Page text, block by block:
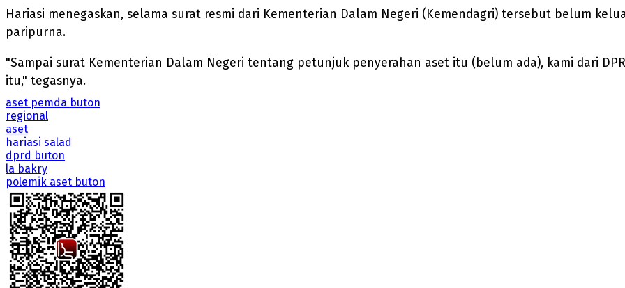
Hariasi menegaskan, selama surat resmi dari Kementerian Dalam Negeri (Kemendagri) tersebut belum
paripurna.
"Sampai surat Kementerian Dalam Negeri tentang petunjuk penyerahan aset itu (belum ada), kami dari
itu," tegasnya.
aset pemda buton
regional
aset
hariasi salad
dprd buton
la bakry
polemik aset buton